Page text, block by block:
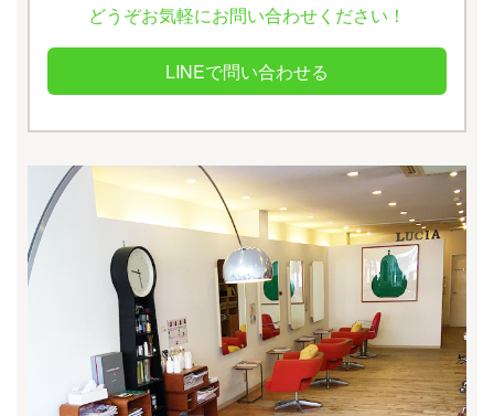
どうぞお気軽にお問い合わせください！
LINEで問い合わせる